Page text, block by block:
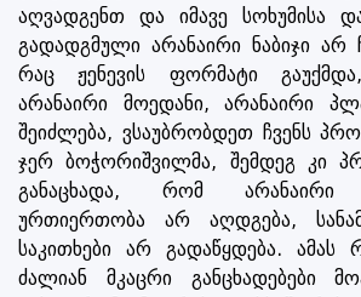
აღვადგენთ და იმავე სოხუმისა
გადადგმული არანაირი ნაბიჯი არ
რაც ჟენევის ფორმატი
არანაირი მოედანი, არანაირი
შეიძლება, ვსაუბრობდეთ ჩვენს
ჯერ ბოჭორიშვილმა, შემდეგ კი
განაცხადა, რომ არანაირი
ურთიერთობა არ აღდგება,
საკითხები არ გადაწყდება. ამას
ძალიან მკაცრი განცხადებები